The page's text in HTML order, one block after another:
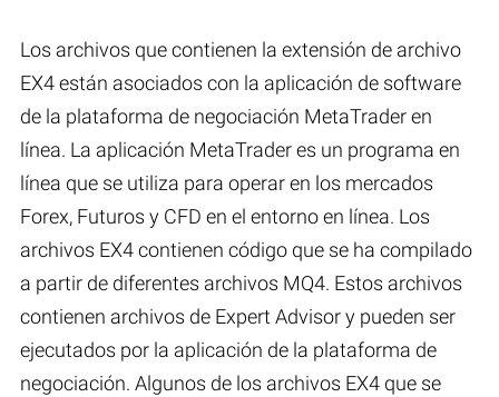
Los archivos que contienen la extensión de archivo
EX4 están asociados con la aplicación de software
de la plataforma de negociación MetaTrader en
línea. La aplicación MetaTrader es un programa en
línea que se utiliza para operar en los mercados
Forex, Futuros y CFD en el entorno en línea. Los
archivos EX4 contienen código que se ha compilado
a partir de diferentes archivos MQ4. Estos archivos
contienen archivos de Expert Advisor y pueden ser
ejecutados por la aplicación de la plataforma de
negociación. Algunos de los archivos EX4 que se